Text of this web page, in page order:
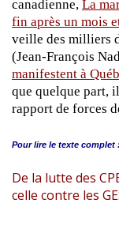
canadienne, La
fin après un mois
veille des milliers
(Jean-François
manifestent à
que quelque part,
rapport de forces
Pour lire le texte complet :
De la lutte des
celle contre les